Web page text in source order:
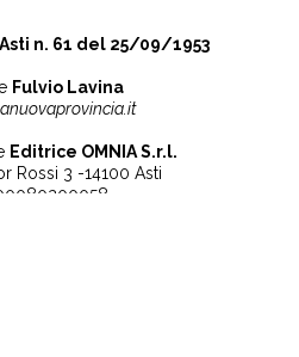
n. 61 del 25/09/1953
Fulvio Lavina
Editrice OMNIA S.r.l.
Rossi 3 -14100 Asti